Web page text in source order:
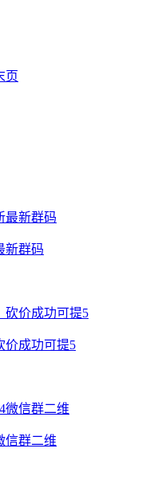
页
新群码
价成功可提5
信群二维